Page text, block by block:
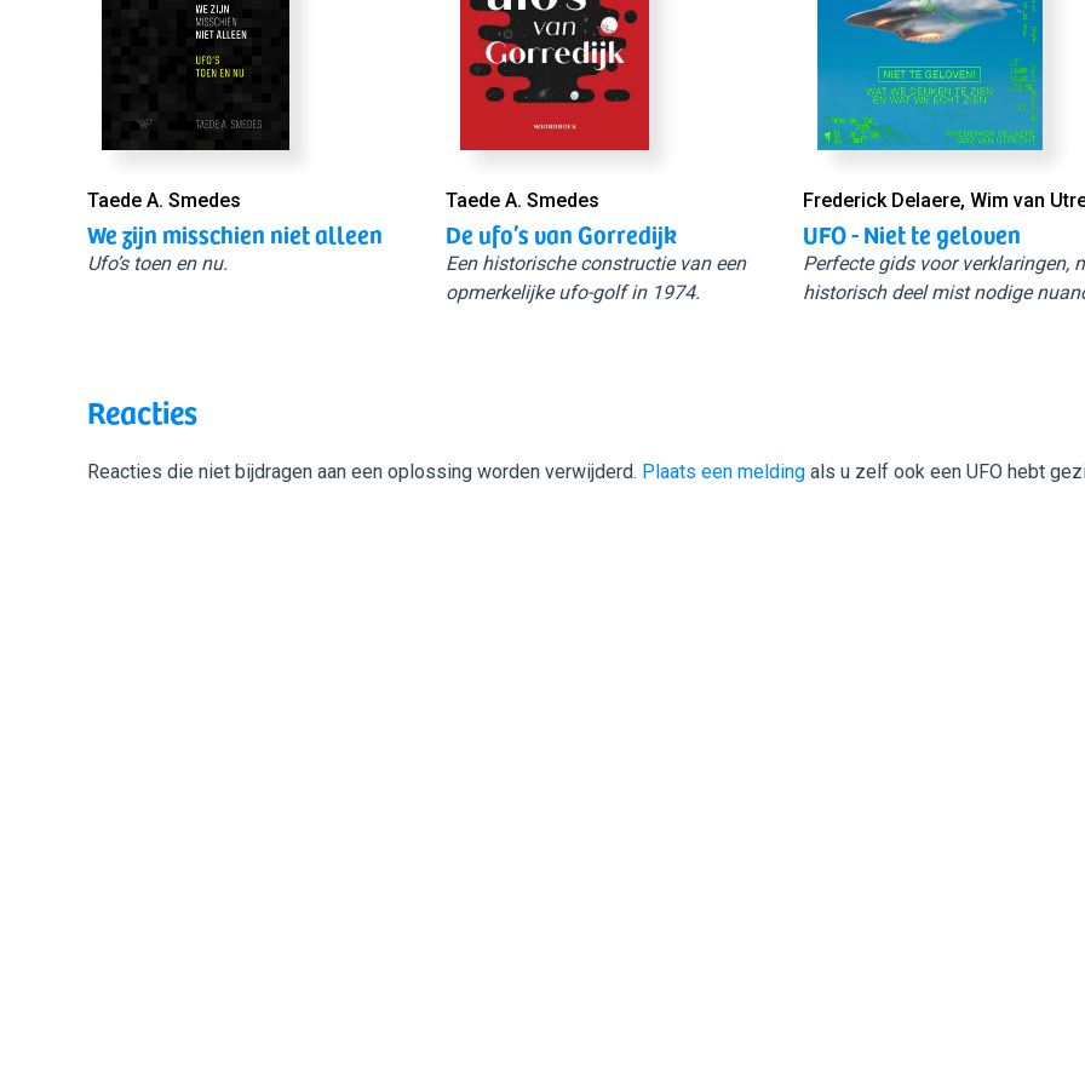
Taede A. Smedes
We zijn misschien niet alleen
Ufo’s toen en nu.
Taede A. Smedes
De ufo’s van Gorredijk
Een historische constructie van een
opmerkelijke ufo-golf in 1974.
Frederick Delaere, Wim van
UFO - Niet te geloven
Perfecte gids voor verklaringen,
historisch deel mist nodige
Reacties
Reacties die niet bijdragen aan een oplossing worden verwijderd. Plaats een melding als u zelf ook een UFO hebt